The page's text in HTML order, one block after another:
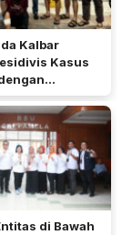
Kalbar
Kasus
di Pontianak
di Bawah